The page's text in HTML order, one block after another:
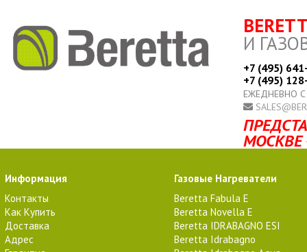
И
+7 (495)
+7 (495)
ЕЖЕДНЕВНО
МОСКВЕ
Информация
Контакты
Как Купить
Доставка
Адрес
Газовые Нагреватели
Beretta Fabula E
Beretta Novella E
Beretta IDRABAGNO ESI
Beretta Idrabagno